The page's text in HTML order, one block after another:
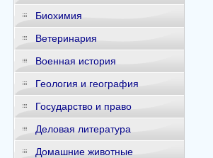
Биохимия
Ветеринария
Военная история
Геология и география
Государство и право
Деловая литература
Домашние животные